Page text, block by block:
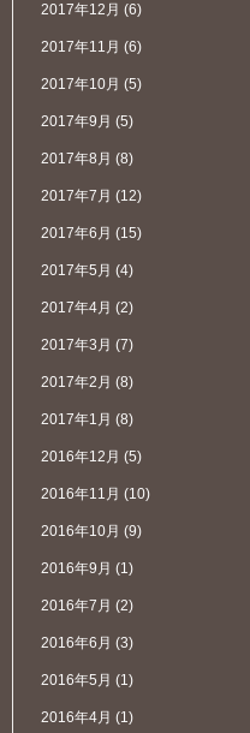
2017年12月 (6)
2017年11月 (6)
2017年10月 (5)
2017年9月 (5)
2017年8月 (8)
2017年7月 (12)
2017年6月 (15)
2017年5月 (4)
2017年4月 (2)
2017年3月 (7)
2017年2月 (8)
2017年1月 (8)
2016年12月 (5)
2016年11月 (10)
2016年10月 (9)
2016年9月 (1)
2016年7月 (2)
2016年6月 (3)
2016年5月 (1)
2016年4月 (1)